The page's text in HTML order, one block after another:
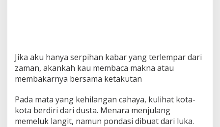
Jika aku hanya serpihan kabar yang terlempar dari
zaman, akankah kau membaca makna atau
membakarnya bersama ketakutan
Pada mata yang kehilangan cahaya, kulihat kota-
kota berdiri dari dusta. Menara menjulang
memeluk langit, namun pondasi dibuat dari luka.